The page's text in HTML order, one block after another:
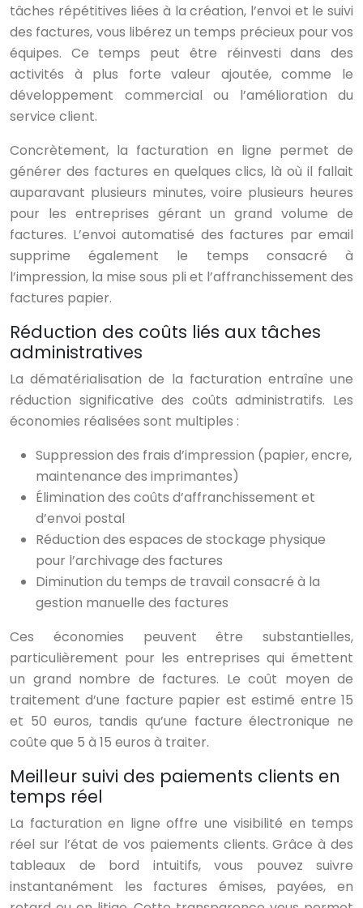
tâches répétitives liées à la création, l’envoi et le suivi
des factures, vous libérez un temps précieux pour vos
équipes. Ce temps peut être réinvesti dans des
activités à plus forte valeur ajoutée, comme le
développement commercial ou l’amélioration du
service client.
Concrètement, la facturation en ligne permet de
générer des factures en quelques clics, là où il fallait
auparavant plusieurs minutes, voire plusieurs heures
pour les entreprises gérant un grand volume de
factures. L’envoi automatisé des factures par email
supprime également le temps consacré à
l’impression, la mise sous pli et l’affranchissement des
factures papier.
Réduction des coûts liés aux tâches
administratives
La dématérialisation de la facturation entraîne une
réduction significative des coûts administratifs. Les
économies réalisées sont multiples :
Suppression des frais d’impression (papier, encre,
maintenance des imprimantes)
Élimination des coûts d’affranchissement et
d’envoi postal
Réduction des espaces de stockage physique
pour l’archivage des factures
Diminution du temps de travail consacré à la
gestion manuelle des factures
Ces économies peuvent être substantielles,
particulièrement pour les entreprises qui émettent
un grand nombre de factures. Le coût moyen de
traitement d’une facture papier est estimé entre 15
et 50 euros, tandis qu’une facture électronique ne
coûte que 5 à 15 euros à traiter.
Meilleur suivi des paiements clients en
temps réel
La facturation en ligne offre une visibilité en temps
réel sur l’état de vos paiements clients. Grâce à des
tableaux de bord intuitifs, vous pouvez suivre
instantanément les factures émises, payées, en